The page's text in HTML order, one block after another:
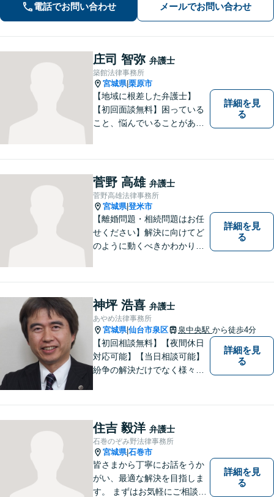
電話でお問い合わせ メールでお問い合わせ
庄司 智弥 弁護士
築館法律事務所
宮城県|栗原市
【地域に根差した弁護士】
【初回面談無料】困っている
こと、悩んでいることがあっ
まず弁護士に相談してみてく
ださい。離婚問題／借金問題
／交通事故／刑事事件など、
幅広く対応。【夜間／休日対
応可能】
詳細を見
る
菅野 高雄 弁護士
菅野高雄法律事務所
宮城県|登米市
【離婚問題・相続問題はお任
せください】解決に向けてど
のように動くべきかわかりや
夜間・休日対応可】お早めの
ご相談が、納得のいく解決へ
の第一歩です。
詳細を見
る
神坪 浩喜 弁護士
あやめ法律事務所
宮城県|仙台市泉区 泉中央駅 から徒歩4分
【初回相談無料】【夜間休日
対応可能】【当日相談可能】
紛争の解決だけでなく様々な
是非一度ご相談ください。
詳細を見
る
住吉 毅洋 弁護士
石巻のぞみ野法律事務所
宮城県|石巻市
皆さまから丁寧にお話をうか
がい、最適な解決を目指しま
す。 まずはお気軽にご相談く
詳細を見
る